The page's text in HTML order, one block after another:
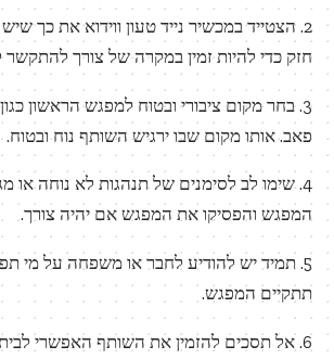
2. הצטייד במכשיר נייד טעון ווידוא את כך
חזק כדי להיות זמין במקרה של צורך להתקשר
3. בחר מקום ציבורי ובטוח למפגש הראשון
פאב. אותו מקום שבו ירגיש השותף נוח ובטוח.
4. שימו לב לסימנים של תנהגות לא נוחה או
המפגש והפסיקו את המפגש אם יהיה צורך.
5. תמיד יש להודיע לחבר או משפחה על מי
תתקיים המפגש.
6. אל תסכים להזמין את השותף האפשרי